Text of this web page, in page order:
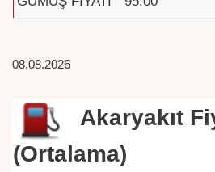
08.08.2026
Akaryakıt
(Ortalama)